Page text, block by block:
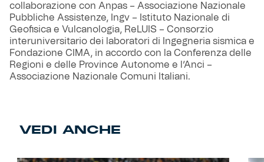
collaborazione con Anpas – Associazione Nazionale
Pubbliche Assistenze, Ingv – Istituto Nazionale di
Geofisica e Vulcanologia, ReLUIS – Consorzio
interuniversitario dei laboratori di Ingegneria sismica e
Fondazione CIMA, in accordo con la Conferenza delle
Regioni e delle Province Autonome e l’Anci –
Associazione Nazionale Comuni Italiani.
VEDI ANCHE